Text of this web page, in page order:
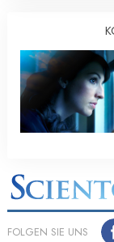
FOLGEN SIE UNS